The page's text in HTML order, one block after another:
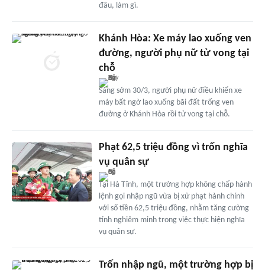
đâu, làm gì.
Khánh Hòa: Xe máy lao xuống ven
đường, người phụ nữ tử vong tại
chỗ
Sáng sớm 30/3, người phụ nữ điều khiển xe
máy bất ngờ lao xuống bãi đất trống ven
đường ở Khánh Hòa rồi tử vong tại chỗ.
Phạt 62,5 triệu đồng vì trốn nghĩa
vụ quân sự
Tại Hà Tĩnh, một trường hợp không chấp hành
lệnh gọi nhập ngũ vừa bị xử phạt hành chính
với số tiền 62,5 triệu đồng, nhằm tăng cường
tính nghiêm minh trong việc thực hiện nghĩa
vụ quân sự.
Trốn nhập ngũ, một trường hợp bị